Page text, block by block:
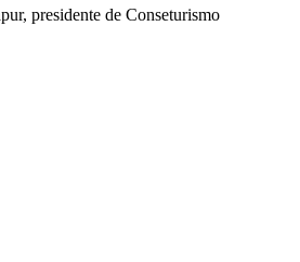
presidente de Conseturismo